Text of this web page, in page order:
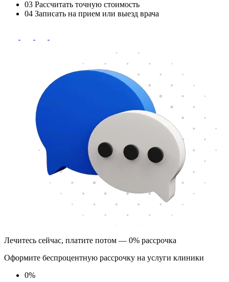
03 Рассчитать точную стоимость
04 Записать на прием или выезд врача
Лечитесь сейчас, платите потом — 0% рассрочка
Оформите беспроцентную рассрочку на услуги клиники
0%